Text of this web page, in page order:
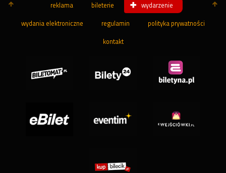
reklama bileterie wydarzenie
wydania elektroniczne regulamin polityka prywatności
kontakt